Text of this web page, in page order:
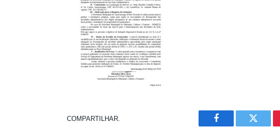
COMPARTILHAR.
Facebook Twitter